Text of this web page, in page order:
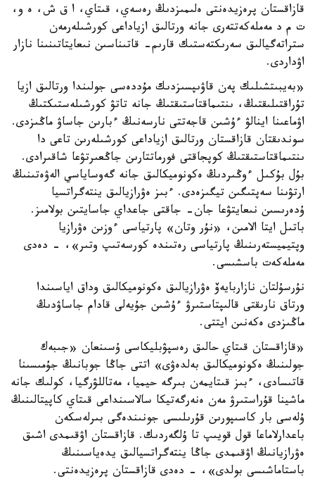
قازاقستان پرەزيدەنتى ەلىمىزدىڭ رەسەي، قىتاي، ا ق ش، ە و،
ت م د مەملەكەتتەرى جانە ورتالىق ازياداعى كورشىلەرمەن
ستراتەگيالىق سەرىكتەستىك قارىم- قاتىناسىن نىعايتاتىنىنا نازار
اۋداردى.
«بەيبىتشىلىك پەن قاۋىپسىزدىك مۇددەسى جولىندا ورتالىق ازيا
تۇراقتىلىقتىڭ، ىنتىماقتاستىقتىڭ جانە تاتۋ كورشىلەستىكتىڭ
اۋماعىنا اينالۋ ءۇشىن قاجەتتى نارسەنىڭ ءبارىن جاساۋ ماڭىزدى.
سوندىقتان قازاقستان ورتالىق ازياداعى كورشىلەرىن تاعى دا
ىنتىماقتاستىقتىڭ كوپجاقتى فورماتتارىن جاڭعىرتۋعا شاقىرادى.
بۇل بۇكىل ءوڭىردىڭ ەكونوميكالىق جانە گەوساياسي الەۋەتىنىڭ
ارتۋىنا سەپتىگىن تيگىزەدى. ءبىز ەۋرازيالىق ينتەگراتسيا
ۇدەرىسىن نىعايتۋعا جان- جاقتى جاعداي جاسايتىن بولامىز.
باتىل ايتا الامىن، «نۇر وتان» پارتياسى ءوزىن ەۋرازيا
وپتيميستەرىنىڭ پارتياسى رەتىندە كورسەتىپ وتىر»، - دەدى
مەملەكەت باسشىسى.
نۇرسۇلتان نازاربايەۆ ەۋرازيالىق ەكونوميكالىق وداق اياسىندا
ورتاق نارىقتى قالىپتاستىرۋ ءۇشىن جۇيەلى قادام جاساۋدىڭ
ماڭىزدى ەكەنىن ايتتى.
«قازاقستان قىتاي حالىق رەسپۋبليكاسى ۇسىنعان «جىبەك
جولىنىڭ ەكونوميكالىق بەلدەۋى» اتتى جاڭا جوبانىڭ جۇمىسىنا
قاتىسادى، ءبىز قىتايمەن بىرگە حيميا، مەتاللۋرگيا، كولىك جانە
ماشينا قۇراستىرۋ مەن ەنەرگەتيكا سالاسىنداعى قىتاي كاپيتالىنىڭ
ۇلەسى بار كاسىپورىن قۇرىلىسى جونىندەگى بىرلەسكەن
باعدارلاماعا قول قويىپ تا ۇلگەردىك. قازاقستان اۋقىمدى اشىق
ەۋرازيانىڭ اۋقىمدى جاڭا ينتەگراتسيالىق يدەياسىنىڭ
باستاماشىسى بولدى»، - دەدى قازاقستان پرەزيدەنتى.